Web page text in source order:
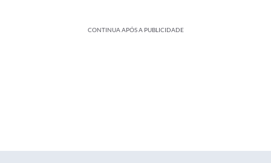
CONTINUA APÓS A PUBLICIDADE